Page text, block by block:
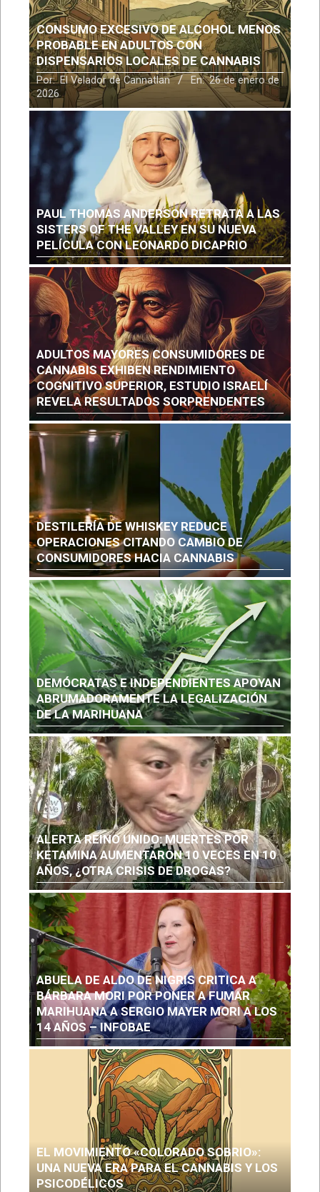
CONSUMO EXCESIVO DE ALCOHOL MENOS
PROBABLE EN ADULTOS CON
DISPENSARIOS LOCALES DE CANNABIS
Por: El Velador de Cannatlan En: 26 de enero de
2026
PAUL THOMAS ANDERSON RETRATA A LAS
SISTERS OF THE VALLEY EN SU NUEVA
PELÍCULA CON LEONARDO DICAPRIO
ADULTOS MAYORES CONSUMIDORES DE
CANNABIS EXHIBEN RENDIMIENTO
COGNITIVO SUPERIOR, ESTUDIO ISRAELÍ
REVELA RESULTADOS SORPRENDENTES
DESTILERÍA DE WHISKEY REDUCE
OPERACIONES CITANDO CAMBIO DE
CONSUMIDORES HACIA CANNABIS
DEMÓCRATAS E INDEPENDIENTES APOYAN
ABRUMADORAMENTE LA LEGALIZACIÓN
DE LA MARIHUANA
ALERTA REINO UNIDO: MUERTES POR
KETAMINA AUMENTARON 10 VECES EN 10
AÑOS, ¿OTRA CRISIS DE DROGAS?
ABUELA DE ALDO DE NIGRIS CRITICA A
BÁRBARA MORI POR PONER A FUMAR
MARIHUANA A SERGIO MAYER MORI A LOS
14 AÑOS – INFOBAE
EL MOVIMIENTO «COLORADO SOBRIO»:
UNA NUEVA ERA PARA EL CANNABIS Y LOS
PSICODÉLICOS